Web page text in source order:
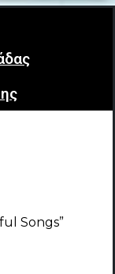
Songs”